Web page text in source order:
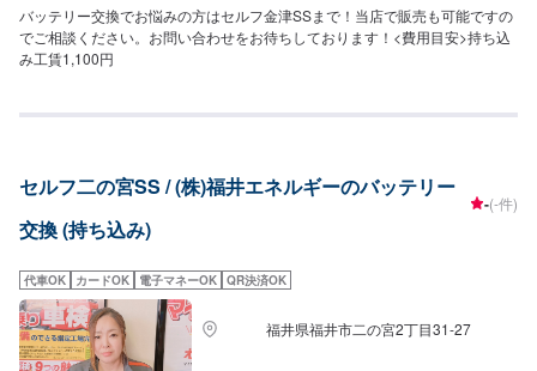
バッテリー交換でお悩みの方はセルフ金津SSまで！当店で販売も可能ですの
でご相談ください。お問い合わせをお待ちしております！<費用目安>持ち込
み工賃1,100円
セルフ二の宮SS / (株)福井エネルギーのバッテリー
交換 (持ち込み)
-(-件)
代車OK カードOK 電子マネーOK QR決済OK
福井県福井市二の宮2丁目31-27